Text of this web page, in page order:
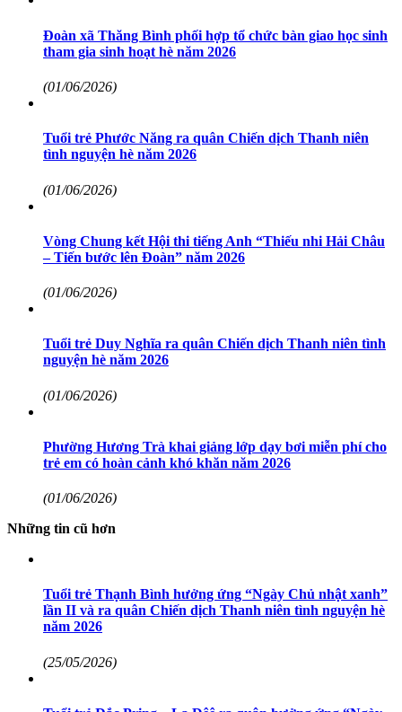
Đoàn xã Thăng Bình phối hợp tổ chức bàn giao học sinh
tham gia sinh hoạt hè năm 2026
(01/06/2026)
Tuổi trẻ Phước Năng ra quân Chiến dịch Thanh niên
tình nguyện hè năm 2026
(01/06/2026)
Vòng Chung kết Hội thi tiếng Anh “Thiếu nhi Hải Châu
– Tiến bước lên Đoàn” năm 2026
(01/06/2026)
Tuổi trẻ Duy Nghĩa ra quân Chiến dịch Thanh niên tình
nguyện hè năm 2026
(01/06/2026)
Phường Hương Trà khai giảng lớp dạy bơi miễn phí cho
trẻ em có hoàn cảnh khó khăn năm 2026
(01/06/2026)
Những tin cũ hơn
Tuổi trẻ Thạnh Bình hưởng ứng “Ngày Chủ nhật xanh”
lần II và ra quân Chiến dịch Thanh niên tình nguyện hè
năm 2026
(25/05/2026)